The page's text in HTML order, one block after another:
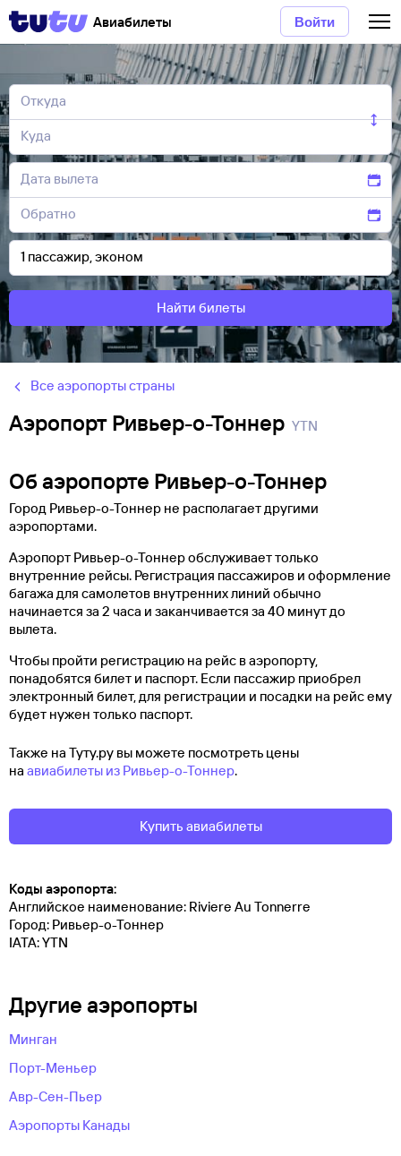
Авиабилеты Войти
Найти билеты
Все аэропорты страны
Аэропорт Ривьер-о-Тоннер YTN
Об аэропорте Ривьер-о-Тоннер
Город Ривьер-о-Тоннер не располагает другими
аэропортами.
Аэропорт Ривьер-о-Тоннер обслуживает только
внутренние рейсы. Регистрация пассажиров и оформление
багажа для самолетов внутренних линий обычно
начинается за 2 часа и заканчивается за 40 минут до
вылета.
Чтобы пройти регистрацию на рейс в аэропорту,
понадобятся билет и паспорт. Если пассажир приобрел
электронный билет, для регистрации и посадки на рейс ему
будет нужен только паспорт.
Также на Туту.ру вы можете посмотреть цены
на авиабилеты из Ривьер-о-Тоннер.
Купить авиабилеты
Коды аэропорта:
Английское наименование: Riviere Au Tonnerre
Город: Ривьер-о-Тоннер
IATA: YTN
Другие аэропорты
Минган
Порт-Меньер
Авр-Сен-Пьер
Аэропорты Канады